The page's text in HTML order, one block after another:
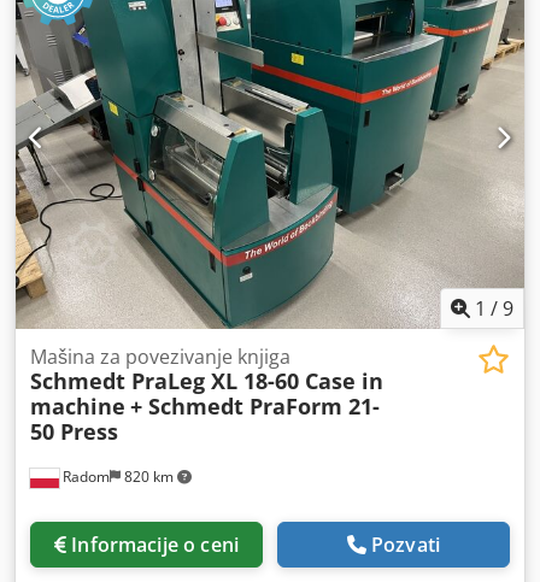
1 /9
Radom 820 km
Mašina za povezivanje knjiga
Schmedt PraLeg XL 18-60 Case in
machine + Schmedt PraForm 21-
50 Press
Informacije o ceni Pozvati